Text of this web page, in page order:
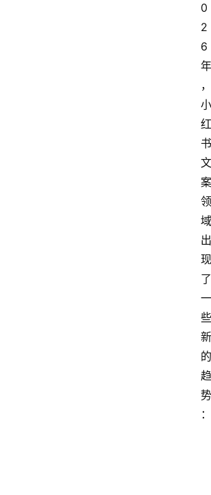
0
2
6
年
，
小
红
书
文
案
领
域
出
现
了
一
些
新
的
趋
势
：